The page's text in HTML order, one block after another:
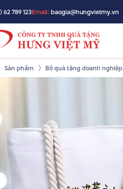
62 789 123Email:baogia@hungvietmy.vn
Sản phẩm Bộ quà tặng doanh nghiệp